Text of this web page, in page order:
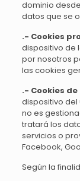
dominio
datos que se
.- Cookies
dispositivo de
por nosotros
las cookies
.- Cookies
dispositivo
no es
tratará los
servicios o
Facebook,
Según la